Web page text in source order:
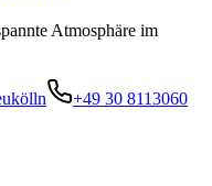
Atmosphäre im
+49 30 8113060